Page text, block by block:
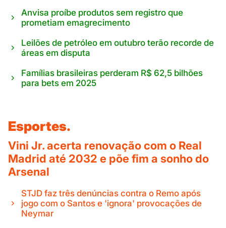
Anvisa proíbe produtos sem registro que
prometiam emagrecimento
Leilões de petróleo em outubro terão recorde de
áreas em disputa
Famílias brasileiras perderam R$ 62,5 bilhões
para bets em 2025
Esportes.
Vini Jr. acerta renovação com o Real
Madrid até 2032 e põe fim a sonho do
Arsenal
STJD faz três denúncias contra o Remo após
jogo com o Santos e 'ignora' provocações de
Neymar